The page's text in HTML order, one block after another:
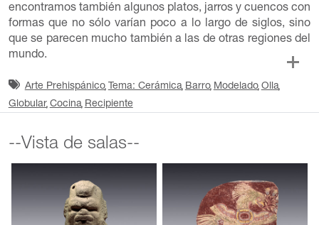
encontramos también algunos platos, jarros y cuencos con
formas que no sólo varían poco a lo largo de siglos, sino
que se parecen mucho también a las de otras regiones del
mundo.
Arte Prehispánico Tema: Cerámica Barro Modelado Olla
Globular Cocina Recipiente
--Vista de salas--